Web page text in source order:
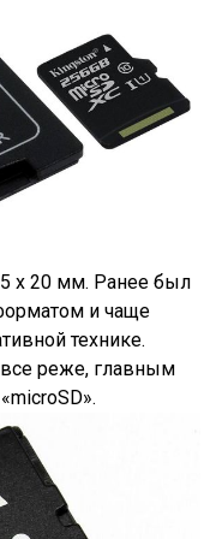
x 20 мм. Ранее был
и чаще
технике.
реже, главным